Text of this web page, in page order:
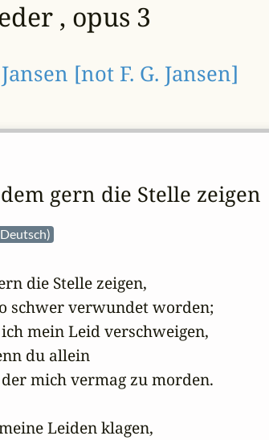
, opus 3
[not F. G. Jansen]
gern die Stelle zeigen
die Stelle zeigen,
schwer verwundet worden;
mein Leid verschweigen,
du allein
mich vermag zu morden.
Leiden klagen,